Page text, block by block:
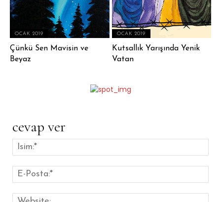
OCAK 2019
Çünkü Sen Mavisin ve
Beyaz
OCAK 2019
Kutsallık Yarışında Yenik
Vatan
cevap ver